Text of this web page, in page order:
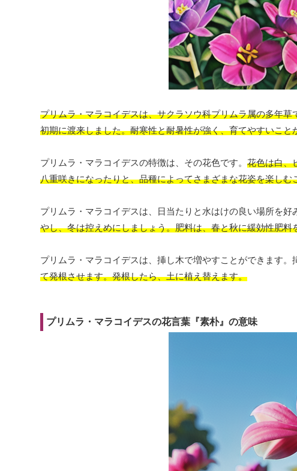
プリムラ・マラコイデスは、サクラソウ科プリムラ属の多年
初期に渡来しました。耐寒性と耐暑性が強く、育てやすいこ
プリムラ・マラコイデスの特徴は、その花色です。 花色は白、
八重咲きになったりと、品種によってさまざまな花姿を楽しむ
プリムラ・マラコイデスは、日当たりと水はけの良い場所を好
やし、冬は控えめにしましょう。肥料は、春と秋に緩効性肥料
プリムラ・マラコイデスは、挿し木で増やすことができます。
て発根させます。発根したら、土に植え替えます。
プリムラ・マラコイデスの花言葉『素朴』の意味